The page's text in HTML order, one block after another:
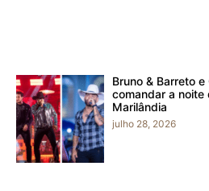
Bruno & Barreto
comandar a noite
Marilândia
julho 28, 2026